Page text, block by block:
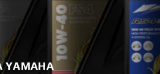
YAMAHA